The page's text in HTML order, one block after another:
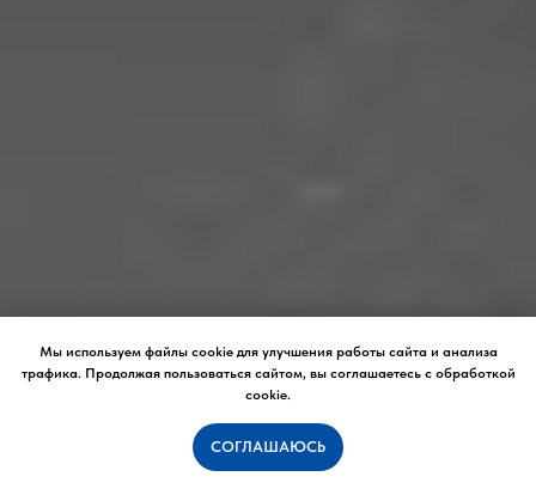
Мы используем файлы cookie для улучшения работы сайта и анализа
трафика. Продолжая пользоваться сайтом, вы соглашаетесь с обработкой
cookie.
СОГЛАШАЮСЬ